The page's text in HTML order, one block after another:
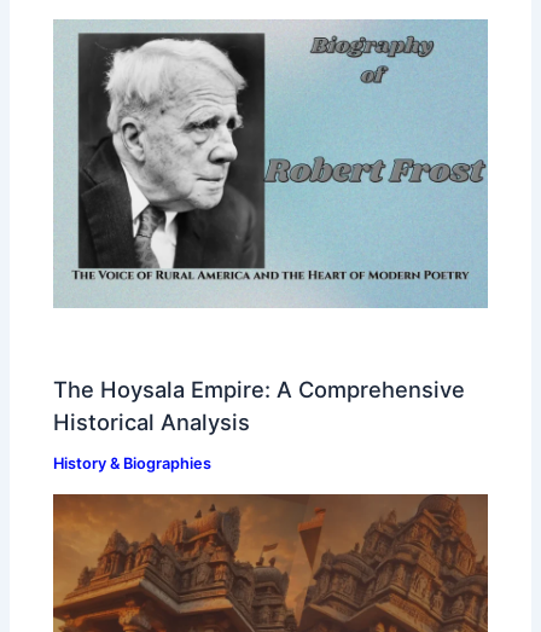
The Hoysala Empire: A Comprehensive
Historical Analysis
History & Biographies